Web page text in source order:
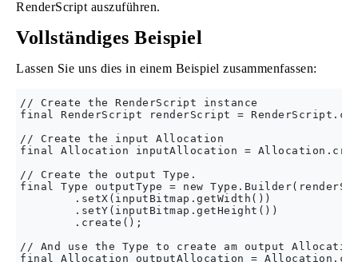
RenderScript auszuführen.
Vollständiges Beispiel
Lassen Sie uns dies in einem Beispiel zusammenfassen:
// Create the RenderScript instance
final RenderScript renderScript =
// Create the input Allocation
final Allocation inputAllocation =
// Create the output Type.
final Type outputType = new
        .setX(inputBitmap.getWidth())
        .setY(inputBitmap.getHeight())
        .create();
// And use the Type to create am output
final Allocation outputAllocation =